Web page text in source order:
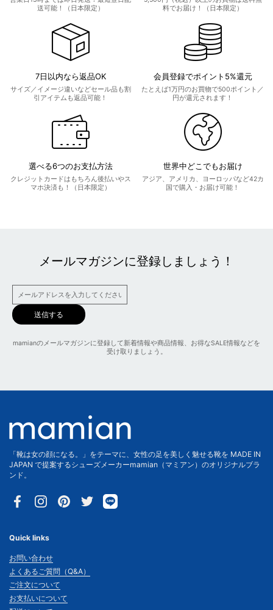
送可能！（日本限定）
料でお届け！（日本限定）
7日以内なら返品OK
サイズ／イメージ違いなどセール品も割
引アイテムも返品可能！
会員登録でポイント5%還元
たとえば1万円のお買物で500ポイント／
円が還元されます！
選べる6つのお支払方法
クレジットカードはもちろん後払いやス
マホ決済も！（日本限定）
世界中どこでもお届け
アジア、アメリカ、ヨーロッパなど42カ
国で購入・お届け可能！
メールマガジンに登録しましょう！
送信する
mamianのメールマガジンに登録して新着情報や商品情報、お得なSALE情報などを
受け取りましょう。
「靴は女の顔になる。」をテーマに、女性の足を美しく魅せる靴を MADE IN
JAPAN で提案するシューズメーカーmamian（マミアン）のオリジナルブラ
ンド。
FacebookInstagramPinterestTwitter
Quick links
お問い合わせ
よくあるご質問（Q&A）
ご注文について
お支払いについて